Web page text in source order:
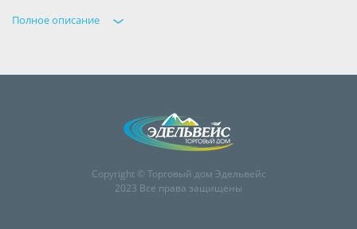
Полное описание
Copyright © Торговый дом Эдельвейс
2023 Все права защищены